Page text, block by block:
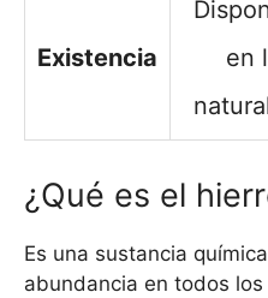
Existencia
en
¿Qué es el
Es una sustancia
abundancia en todos